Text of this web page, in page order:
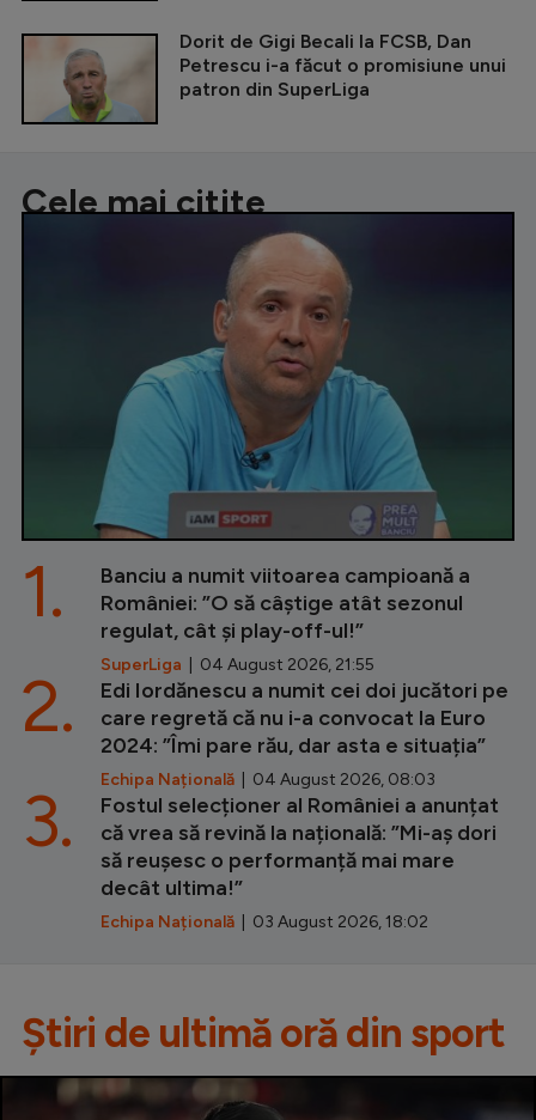
Dorit de Gigi Becali la FCSB, Dan
Petrescu i-a făcut o promisiune unui
patron din SuperLiga
Cele mai citite
Banciu a numit viitoarea campioană a
României: ”O să câștige atât sezonul
regulat, cât și play-off-ul!”
SuperLiga | 04 August 2026, 21:55
1.
Edi Iordănescu a numit cei doi jucători pe
care regretă că nu i-a convocat la Euro
2024: ”Îmi pare rău, dar asta e situația”
Echipa Națională | 04 August 2026, 08:03
2.
Fostul selecționer al României a anunțat
că vrea să revină la națională: ”Mi-aș dori
să reușesc o performanță mai mare
decât ultima!”
Echipa Națională | 03 August 2026, 18:02
3.
Știri de ultimă oră din sport